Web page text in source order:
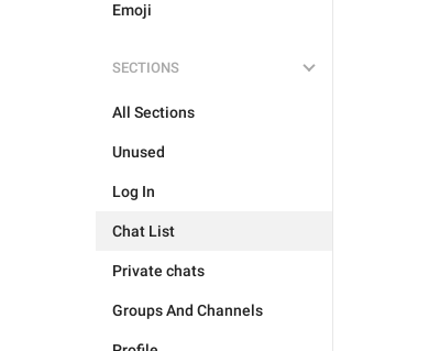
Emoji
SECTIONS
All Sections
Unused
Log In
Chat List
Private chats
Groups And Channels